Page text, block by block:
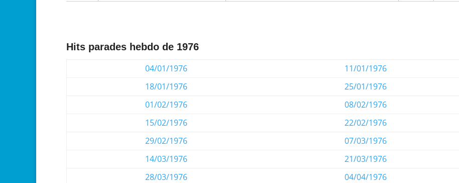
Hits parades hebdo de 1976
04/01/1976
11/01/1976
18/01/1976
25/01/1976
01/02/1976
08/02/1976
15/02/1976
22/02/1976
29/02/1976
07/03/1976
14/03/1976
21/03/1976
28/03/1976
04/04/1976